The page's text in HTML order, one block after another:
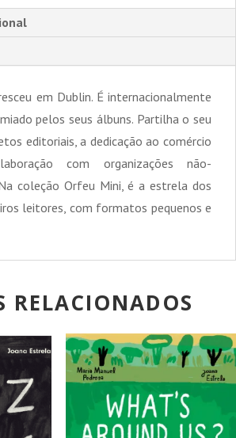
em Dublin. É internacionalmente
pelos seus álbuns. Partilha o seu
editoriais, a dedicação ao comércio
com organizações não-
coleção Orfeu Mini, é a estrela dos
leitores, com formatos pequenos e
RELACIONADOS
PROMOÇÃO!